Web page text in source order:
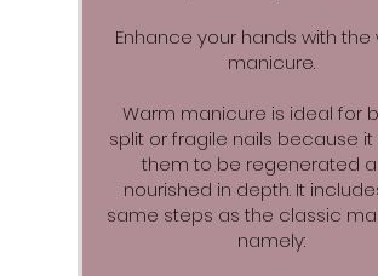
Enhance your hands with the
manicure.
Warm manicure is ideal for
split or fragile nails because it
them to be regenerated
nourished in depth. It
same steps as the classic
namely: